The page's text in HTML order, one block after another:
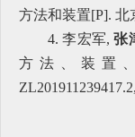
方法和装置[P]. 北
4. 李宏军,张
方法、装置